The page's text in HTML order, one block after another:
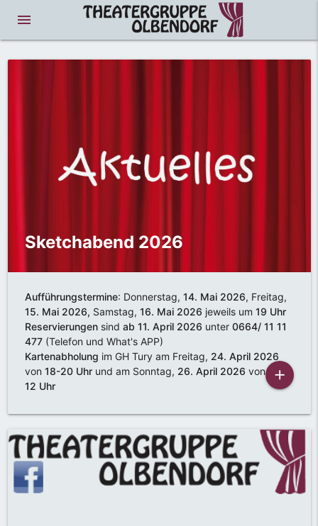
menue
Sketchabend 2026
Aufführungstermine: Donnerstag, 14. Mai 2026, Freitag,
15. Mai 2026, Samstag, 16. Mai 2026 jeweils um 19 Uhr
Reservierungensind ab 11. April 2026 unter 0664/ 11 11
477(Telefon und What's APP)
Kartenabholung im GH Tury am Freitag, 24. April 2026
von 18-20 Uhr und am Sonntag, 26. April 2026 von10-
12 Uhr
add